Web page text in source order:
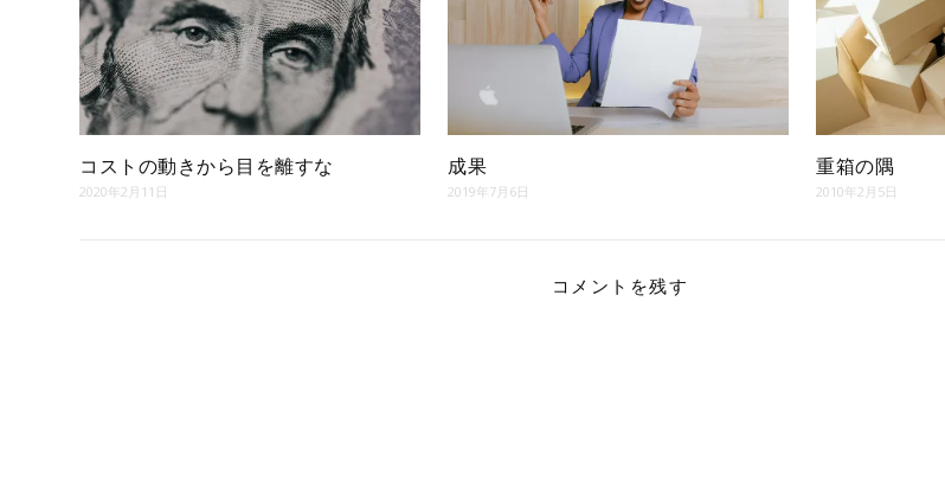
コストの動きから目を離すな
2020年2月11日
成果
2019年7月6日
重箱の隅
2010年2月5日
コメントを残す